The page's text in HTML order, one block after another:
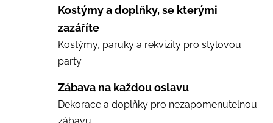
Kostýmy a doplňky, se kterými
zazáříte
Kostýmy, paruky a rekvizity pro stylovou
party
Zábava na každou oslavu
Dekorace a doplňky pro nezapomenutelnou